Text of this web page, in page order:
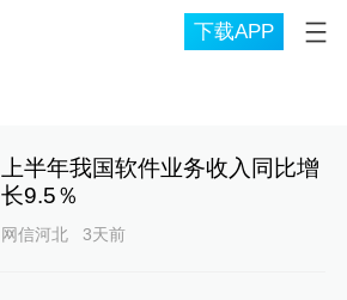
下载APP
上半年我国软件业务收入同比增
长9.5％
网信河北 3天前